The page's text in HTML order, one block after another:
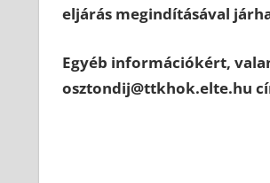
eljárás megindításával
Egyéb információkért,
osztondij@ttkhok.elte.hu